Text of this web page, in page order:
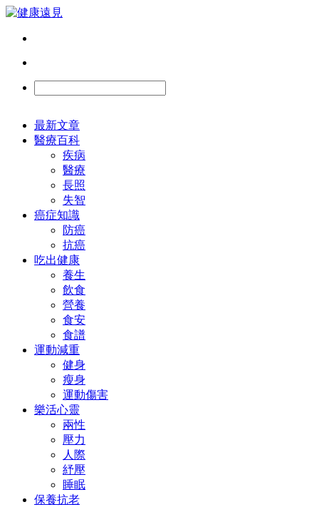
最新文章
醫療百科
疾病
醫療
長照
失智
癌症知識
防癌
抗癌
吃出健康
養生
飲食
營養
食安
食譜
運動減重
健身
瘦身
運動傷害
樂活心靈
兩性
壓力
人際
紓壓
睡眠
保養抗老